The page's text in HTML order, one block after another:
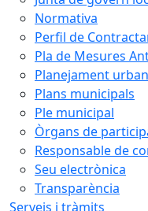
Normativa
Perfil de
Pla de Mesures
Planejament
Plans municipals
Ple municipal
Òrgans de
Responsable de
Seu electrònica
Transparència
Serveis i tràmits